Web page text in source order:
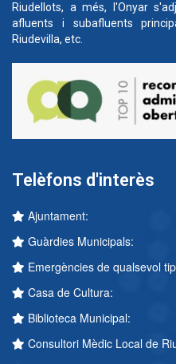
Riudellots, a més, l'Onyar
afluents i subafluents
Riudevilla, etc.
Telèfons d'interès
Ajuntament:
Guàrdies Municipals:
Emergències de qualsevol
Casa de Cultura:
Biblioteca Municipal:
Consultori Mèdic Local de